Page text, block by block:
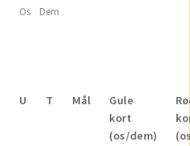
Os Dem
U T Mål
Gule
kort
(os/dem)